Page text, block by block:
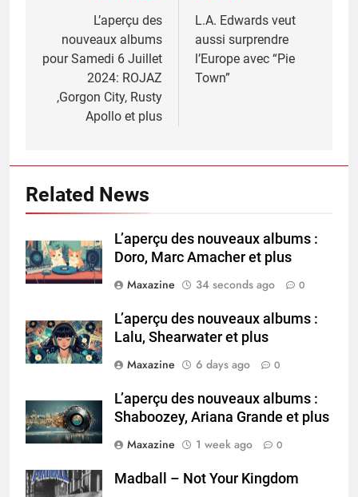
navigationL’aperçu des
nouveaux albums
pour Samedi 6 Juillet
2024: ROJAZ
,Gorgon City, Rusty
Apollo et plus
L.A. Edwards veut
aussi surprendre
l’Europe avec “Pie
Town”
Related News
L’aperçu des nouveaux albums :
Doro, Marc Amacher et plus
Maxazine
34 seconds ago 0
L’aperçu des nouveaux albums :
Lalu, Shearwater et plus
Maxazine
6 days ago 0
L’aperçu des nouveaux albums :
Shaboozey, Ariana Grande et plus
Maxazine
1 week ago 0
Madball – Not Your Kingdom